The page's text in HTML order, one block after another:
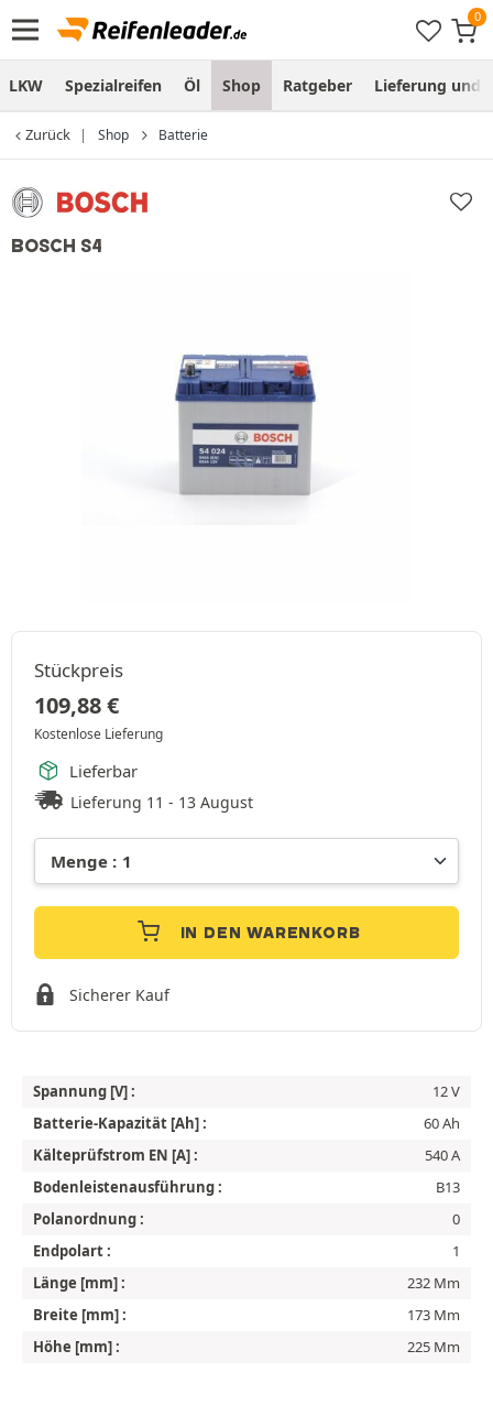
LKW Spezialreifen Öl Shop Ratgeber Lieferung und
Zurück Shop Batterie
BOSCH S4
Stückpreis
109,88€
Kostenlose Lieferung
Lieferbar
Lieferung 11 - 13 August
IN DEN WARENKORB
Sicherer Kauf
Spannung [V] :
12 V
Batterie-Kapazität [Ah] :
60 Ah
Kälteprüfstrom EN [A] :
540 A
Bodenleistenausführung :
B13
Polanordnung :
0
Endpolart :
1
Länge [mm] :
232 Mm
Breite [mm] :
173 Mm
Höhe [mm] :
225 Mm